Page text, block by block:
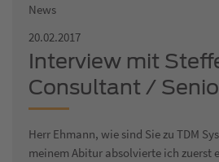
News
20.02.2017
Interview mit
Consultant /
Projektmanager
Herr Ehmann, wie sind Sie zu TDM
meinem Abitur absolvierte ich zuerst